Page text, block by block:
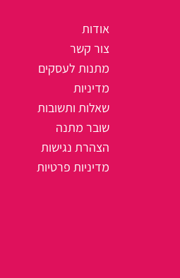
אודות
צור קשר
מתנות לעסקים
מדיניות
שאלות ותשובות
שובר מתנה
הצהרת נגישות
מדיניות פרטיות